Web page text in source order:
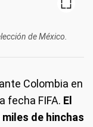
de México.
Colombia en
fecha FIFA. El
de hinchas